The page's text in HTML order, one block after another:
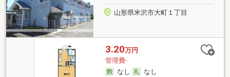
山形県米沢市大町１丁目
3.20万円
管理費-
なし
なし